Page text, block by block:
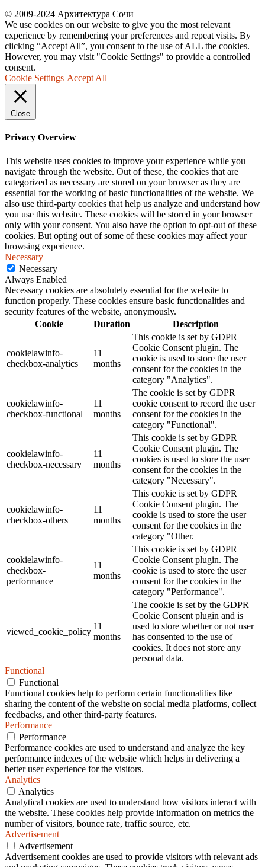
© 2009-2024 Архитектура Сочи
We use cookies on our website to give you the most relevant
experience by remembering your preferences and repeat visits. By
clicking “Accept All”, you consent to the use of ALL the cookies.
However, you may visit "Cookie Settings" to provide a controlled
consent.
Cookie Settings Accept All
Close
Privacy Overview
This website uses cookies to improve your experience while you
navigate through the website. Out of these, the cookies that are
categorized as necessary are stored on your browser as they are
essential for the working of basic functionalities of the website. We
also use third-party cookies that help us analyze and understand how
you use this website. These cookies will be stored in your browser
only with your consent. You also have the option to opt-out of these
cookies. But opting out of some of these cookies may affect your
browsing experience.
Necessary
Necessary
Always Enabled
Necessary cookies are absolutely essential for the website to
function properly. These cookies ensure basic functionalities and
security features of the website, anonymously.
Cookie
Duration Description
cookielawinfo-
checkbox-analytics
11
months
This cookie is set by GDPR
Cookie Consent plugin. The
cookie is used to store the user
consent for the cookies in the
category "Analytics".
cookielawinfo-
checkbox-functional
11
months
The cookie is set by GDPR
cookie consent to record the user
consent for the cookies in the
category "Functional".
cookielawinfo-
checkbox-necessary
11
months
This cookie is set by GDPR
Cookie Consent plugin. The
cookies is used to store the user
consent for the cookies in the
category "Necessary".
cookielawinfo-
checkbox-others
11
months
This cookie is set by GDPR
Cookie Consent plugin. The
cookie is used to store the user
consent for the cookies in the
category "Other.
cookielawinfo-
checkbox-
performance
11
months
This cookie is set by GDPR
Cookie Consent plugin. The
cookie is used to store the user
consent for the cookies in the
category "Performance".
viewed_cookie_policy
11
months
The cookie is set by the GDPR
Cookie Consent plugin and is
used to store whether or not user
has consented to the use of
cookies. It does not store any
personal data.
Functional
Functional
Functional cookies help to perform certain functionalities like
sharing the content of the website on social media platforms, collect
feedbacks, and other third-party features.
Performance
Performance
Performance cookies are used to understand and analyze the key
performance indexes of the website which helps in delivering a
better user experience for the visitors.
Analytics
Analytics
Analytical cookies are used to understand how visitors interact with
the website. These cookies help provide information on metrics the
number of visitors, bounce rate, traffic source, etc.
Advertisement
Advertisement
Advertisement cookies are used to provide visitors with relevant ads